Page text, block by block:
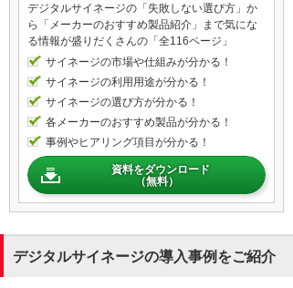
デジタルサイネージの「失敗しない選び方」か
ら「メーカーのおすすめ製品紹介」まで気にな
る情報が盛りだくさんの「全116ページ」
サイネージの市場や仕組みが分かる！
サイネージの利用用途が分かる！
サイネージの選び方が分かる！
各メーカーのおすすめ製品が分かる！
事例やヒアリング項目が分かる！
資料をダウンロード
（無料）
デジタルサイネージの導入事例をご紹介